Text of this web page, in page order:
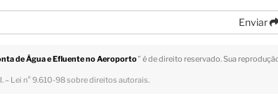
Enviar
de Água e Efluente no Aeroporto" é de direito reservado. Sua
– Lei n° 9.610-98 sobre direitos autorais.